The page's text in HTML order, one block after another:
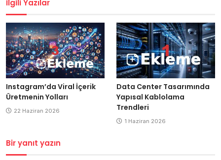
İlgili Yazılar
Instagram’da Viral İçerik
Üretmenin Yolları
22 Haziran 2026
Data Center Tasarımında
Yapısal Kablolama
Trendleri
1 Haziran 2026
Bir yanıt yazın